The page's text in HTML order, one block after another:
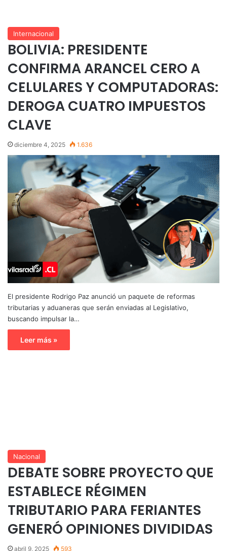
Internacional
BOLIVIA: PRESIDENTE
CONFIRMA ARANCEL CERO A
CELULARES Y COMPUTADORAS:
DEROGA CUATRO IMPUESTOS
CLAVE
diciembre 4, 2025 1.636
El presidente Rodrigo Paz anunció un paquete de reformas
tributarias y aduaneras que serán enviadas al Legislativo,
buscando impulsar la…
Leer más »
Nacional
DEBATE SOBRE PROYECTO QUE
ESTABLECE RÉGIMEN
TRIBUTARIO PARA FERIANTES
GENERÓ OPINIONES DIVIDIDAS
abril 9, 2025 593